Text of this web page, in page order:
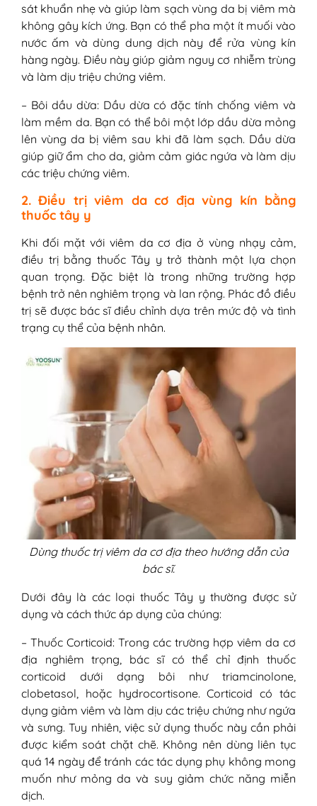
sát khuẩn nhẹ và giúp làm sạch vùng da bị viêm mà
không gây kích ứng. Bạn có thể pha một ít muối vào
nước ấm và dùng dung dịch này để rửa vùng kín
hàng ngày. Điều này giúp giảm nguy cơ nhiễm trùng
và làm dịu triệu chứng viêm.
– Bôi dầu dừa: Dầu dừa có đặc tính chống viêm và
làm mềm da. Bạn có thể bôi một lớp dầu dừa mỏng
lên vùng da bị viêm sau khi đã làm sạch. Dầu dừa
giúp giữ ẩm cho da, giảm cảm giác ngứa và làm dịu
các triệu chứng viêm.
2. Điều trị viêm da cơ địa vùng kín bằng
thuốc tây y
Khi đối mặt với viêm da cơ địa ở vùng nhạy cảm,
điều trị bằng thuốc Tây y trở thành một lựa chọn
quan trọng. Đặc biệt là trong những trường hợp
bệnh trở nên nghiêm trọng và lan rộng. Phác đồ điều
trị sẽ được bác sĩ điều chỉnh dựa trên mức độ và tình
trạng cụ thể của bệnh nhân.
Dùng thuốc trị viêm da cơ địa theo hướng dẫn của
bác sĩ.
Dưới đây là các loại thuốc Tây y thường được sử
dụng và cách thức áp dụng của chúng:
– Thuốc Corticoid: Trong các trường hợp viêm da cơ
địa nghiêm trọng, bác sĩ có thể chỉ định thuốc
corticoid dưới dạng bôi như triamcinolone,
clobetasol, hoặc hydrocortisone. Corticoid có tác
dụng giảm viêm và làm dịu các triệu chứng như ngứa
và sưng. Tuy nhiên, việc sử dụng thuốc này cần phải
được kiểm soát chặt chẽ. Không nên dùng liên tục
quá 14 ngày để tránh các tác dụng phụ không mong
muốn như mỏng da và suy giảm chức năng miễn
dịch.